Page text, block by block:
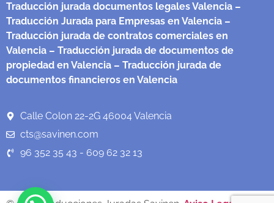
Traducción jurada documentos legales Valencia –
Traducción Jurada para Empresas en Valencia –
Traducción jurada de contratos comerciales en
Valencia – Traducción jurada de documentos de
propiedad en Valencia – Traducción jurada de
documentos financieros en Valencia
Calle Colon 22-2G 46004 Valencia
cts@savinen.com
96 352 35 43 - 609 62 32 13